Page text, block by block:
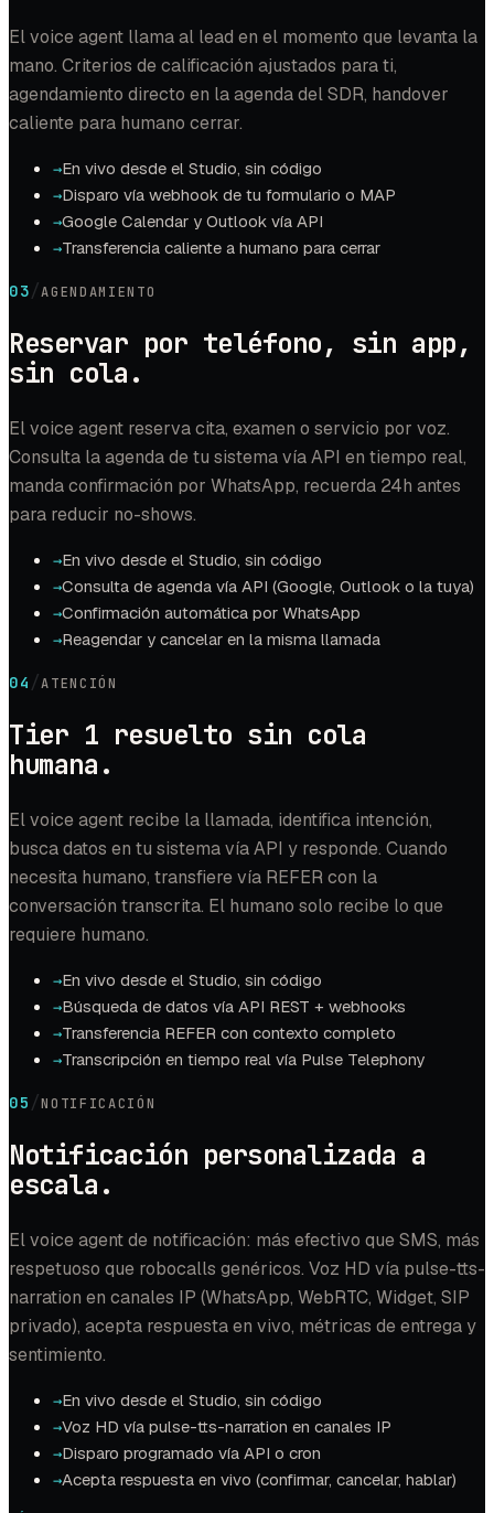
El voice agent llama al lead en el momento que levanta la
mano. Criterios de calificación ajustados para ti,
agendamiento directo en la agenda del SDR, handover
caliente para humano cerrar.
→En vivo desde el Studio, sin código
→Disparo vía webhook de tu formulario o MAP
→Google Calendar y Outlook vía API
→Transferencia caliente a humano para cerrar
03/AGENDAMIENTO
Reservar por teléfono, sin app,
sin cola.
El voice agent reserva cita, examen o servicio por voz.
Consulta la agenda de tu sistema vía API en tiempo real,
manda confirmación por WhatsApp, recuerda 24h antes
para reducir no-shows.
→En vivo desde el Studio, sin código
→Consulta de agenda vía API (Google, Outlook o la tuya)
→Confirmación automática por WhatsApp
→Reagendar y cancelar en la misma llamada
04 /ATENCIÓN
Tier 1 resuelto sin cola
humana.
El voice agent recibe la llamada, identifica intención,
busca datos en tu sistema vía API y responde. Cuando
necesita humano, transfiere vía REFER con la
conversación transcrita. El humano solo recibe lo que
requiere humano.
→En vivo desde el Studio, sin código
→Búsqueda de datos vía API REST + webhooks
→Transferencia REFER con contexto completo
→Transcripción en tiempo real vía Pulse Telephony
05 /NOTIFICACIÓN
Notificación personalizada a
escala.
El voice agent de notificación: más efectivo que SMS, más
respetuoso que robocalls genéricos. Voz HD vía pulse-tts-
narration en canales IP (WhatsApp, WebRTC, Widget, SIP
privado), acepta respuesta en vivo, métricas de entrega y
sentimiento.
→En vivo desde el Studio, sin código
→Voz HD vía pulse-tts-narration en canales IP
→Disparo programado vía API o cron
→Acepta respuesta en vivo (confirmar, cancelar, hablar)